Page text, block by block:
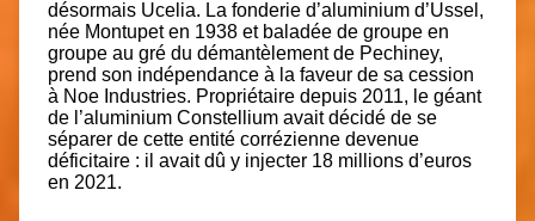
désormais Ucelia. La fonderie d’aluminium d’Ussel,
née Montupet en 1938 et baladée de groupe en
groupe au gré du démantèlement de Pechiney,
prend son indépendance à la faveur de sa cession
à Noe Industries. Propriétaire depuis 2011, le géant
de l’aluminium Constellium avait décidé de se
séparer de cette entité corrézienne devenue
déficitaire : il avait dû y injecter 18 millions d’euros
en 2021.